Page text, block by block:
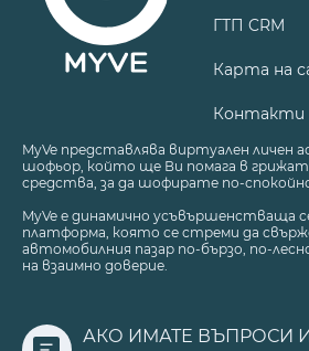
ГТП CRM
Карта на
Контакти
MyVe представлява виртуален личен
шофьор, който ще Ви помага в
средства, за да шофирате по-
MyVe е динамично усъвършенстваща
платформа, която се стреми да
автомобилния пазар по-бързо, по-
на взаимно доверие.
АКО ИМАТЕ ВЪПРОСИ